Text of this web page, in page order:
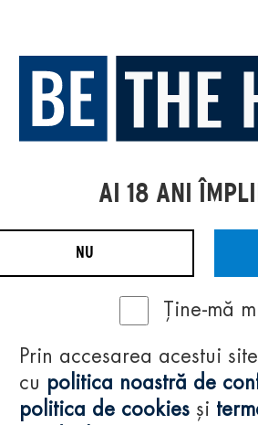
AI 18 ANI
NU
Ține-mă
Prin accesarea acestui
cu politica noastră de
politica de cookies și